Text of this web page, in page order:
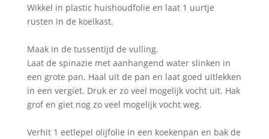
Wikkel in plastic huishoudfolie en laat 1 uurtje
rusten in de koelkast.
Maak in de tussentijd de vulling.
Laat de spinazie met aanhangend water slinken in
een grote pan. Haal uit de pan en laat goed uitlekken
in een vergiet. Druk er zo veel mogelijk vocht uit. Hak
grof en giet nog zo veel mogelijk vocht weg.
Verhit 1 eetlepel olijfolie in een koekenpan en bak de